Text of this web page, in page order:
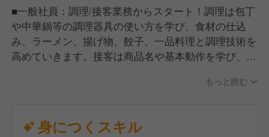
些細な気配りや笑顔のひとつが、また来たいと思って
いただけるおもてなしにつながると信じています。
■一般社員：調理/接客業務からスタート！調理は包丁
や中華鍋等の調理器具の使い方を学び、食材の仕込
み、ラーメン、揚げ物、餃子、一品料理と調理技術を
高めていきます。接客は商品名や基本動作を学び、ご
タリティ溢れる接客を実践していきます。
長・先輩社員から丁寧に教わることができます！
もっと読む
身につくスキル